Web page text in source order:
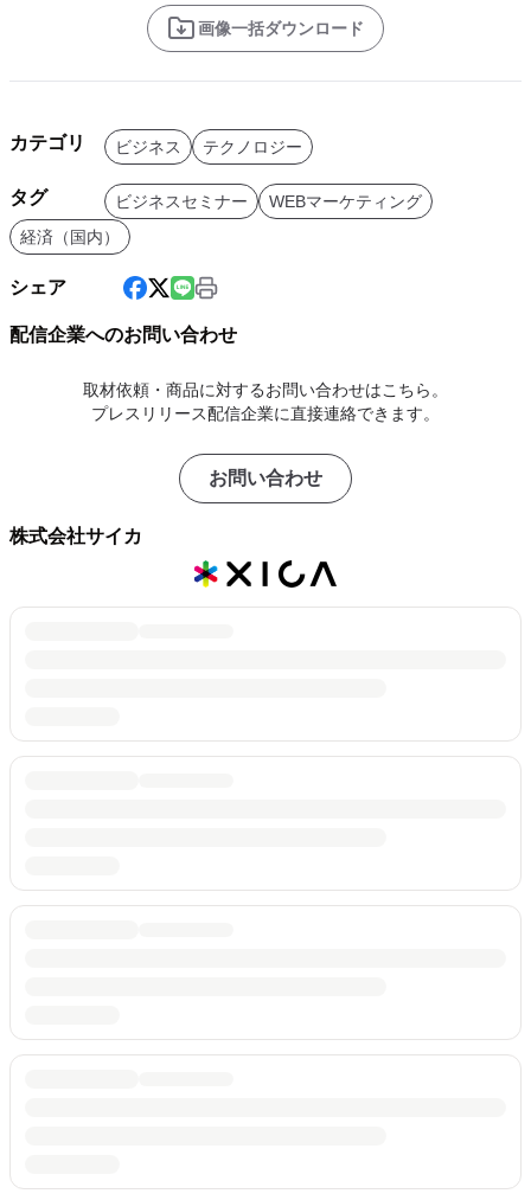
画像一括ダウンロード
カテゴリ ビジネス テクノロジー
タグ ビジネスセミナー
WEBマーケティング
経済（国内）
シェア
配信企業へのお問い合わせ
取材依頼・商品に対するお問い合わせはこちら。
プレスリリース配信企業に直接連絡できます。
お問い合わせ
株式会社サイカ